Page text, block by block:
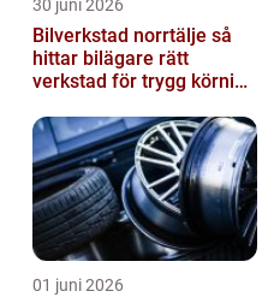
30 juni 2026
Bilverkstad norrtälje så
hittar bilägare rätt
verkstad för trygg körning
01 juni 2026